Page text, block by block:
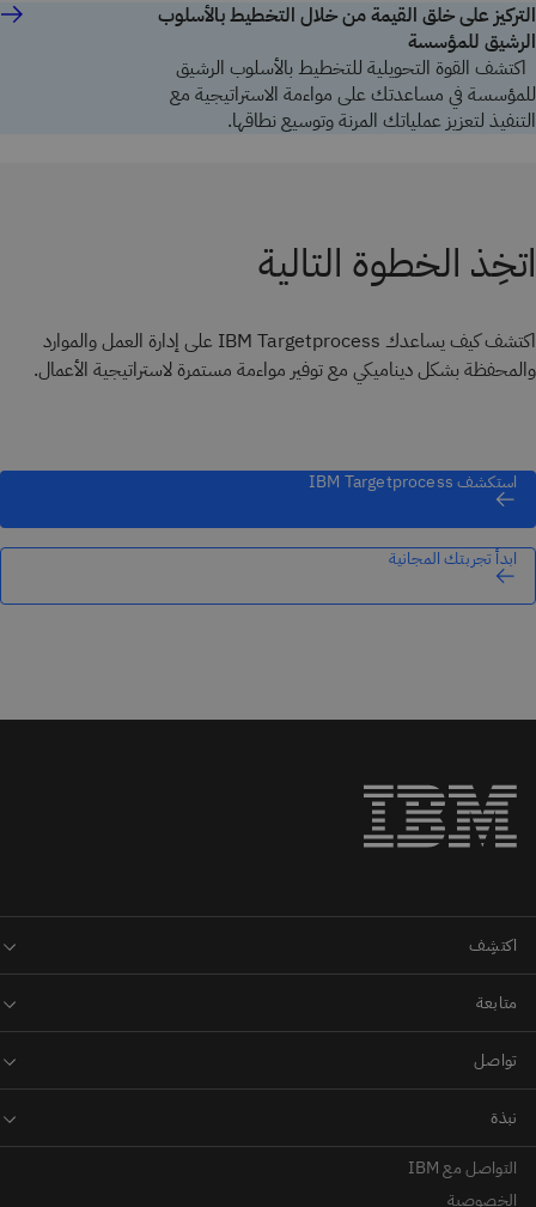
التركيز على خلق القيمة من خلال التخطيط بالأسلوب
الرشيق للمؤسسة
اكتشف القوة التحويلية للتخطيط بالأسلوب الرشيق
للمؤسسة في مساعدتك على مواءمة الاستراتيجية مع
التنفيذ لتعزيز عملياتك المرنة وتوسيع نطاقها.
اتخِذ الخطوة التالية
اكتشف كيف يساعدك IBM Targetprocess على إدارة العمل والموارد
والمحفظة بشكل ديناميكي مع توفير مواءمة مستمرة لاستراتيجية الأعمال.
استكشف IBM Targetprocess
ابدأ تجربتك المجانية
التواصل مع IBM
الخصوصية